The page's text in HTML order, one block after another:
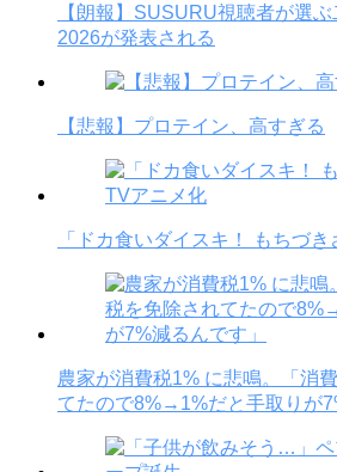
【朗報】SUSURU視聴者が選
2026が発表される
【悲報】プロテイン、高すぎる
「ドカ食いダイスキ！ もちづ
農家が消費税1% に悲鳴。「消
てたので8%→1%だと手取りが